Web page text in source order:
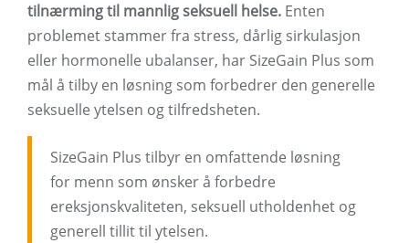
tilnærming til mannlig seksuell helse. Enten
problemet stammer fra stress, dårlig sirkulasjon
eller hormonelle ubalanser, har SizeGain Plus som
mål å tilby en løsning som forbedrer den generelle
seksuelle ytelsen og tilfredsheten.
SizeGain Plus tilbyr en omfattende løsning
for menn som ønsker å forbedre
ereksjonskvaliteten, seksuell utholdenhet og
generell tillit til ytelsen.